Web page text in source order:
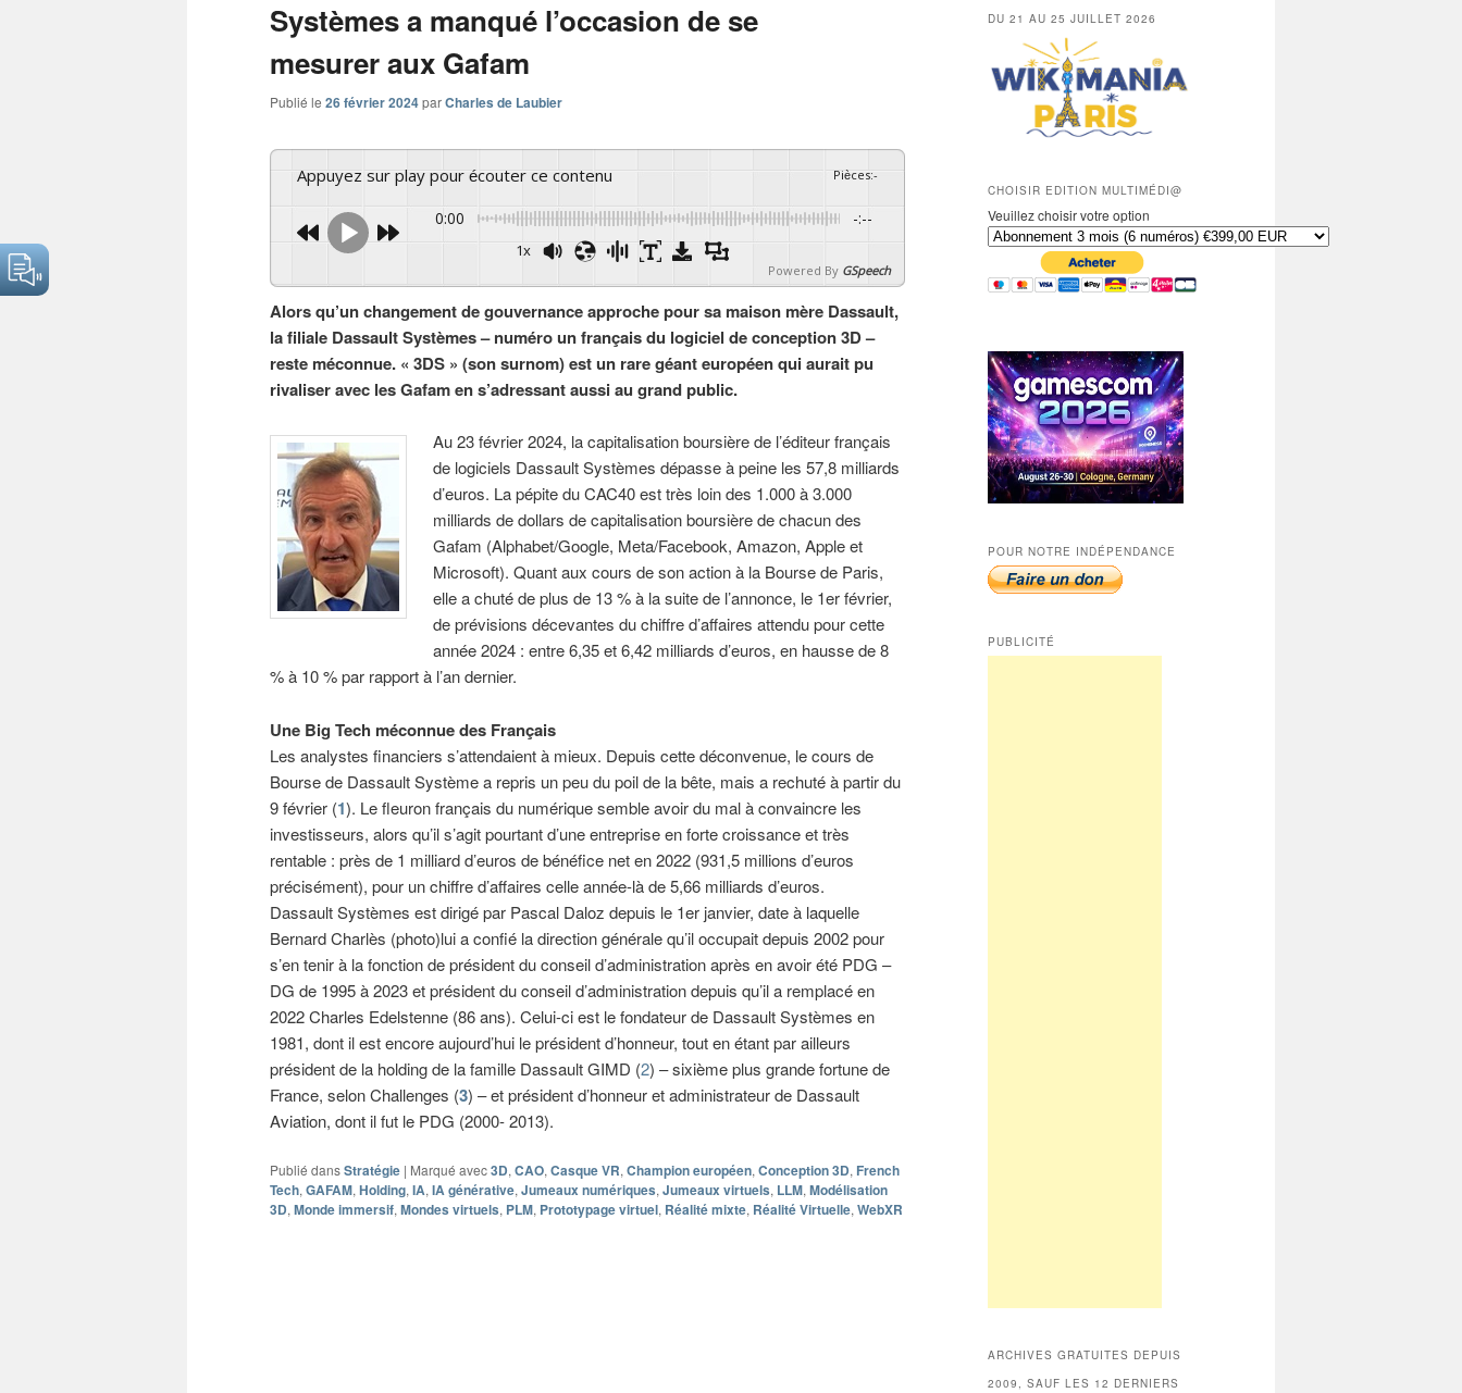
Systèmes a manqué l’occasion de se
mesurer aux Gafam
Publié le 26 février 2024parCharles de Laubier
Appuyez sur play pour écouter ce contenu Pièces:-
0:00 -:--
1x
Powered By GSpeech
Alors qu’un changement de gouvernance approche pour sa maison mère Dassault,
la filiale Dassault Systèmes – numéro un français du logiciel de conception 3D –
reste méconnue. « 3DS » (son surnom) est un rare géant européen qui aurait pu
rivaliser avec les Gafam en s’adressant aussi au grand public.
Au 23 février 2024, la capitalisation boursière de l’éditeur français
de logiciels Dassault Systèmes dépasse à peine les 57,8 milliards
d’euros. La pépite du CAC40 est très loin des 1.000 à 3.000
milliards de dollars de capitalisation boursière de chacun des
Gafam (Alphabet/Google, Meta/Facebook, Amazon, Apple et
Microsoft). Quant aux cours de son action à la Bourse de Paris,
elle a chuté de plus de 13 % à la suite de l’annonce, le 1er février,
de prévisions décevantes du chiffre d’affaires attendu pour cette
année 2024 : entre 6,35 et 6,42 milliards d’euros, en hausse de 8
% à 10 % par rapport à l’an dernier.
Une Big Tech méconnue des Français
Les analystes financiers s’attendaient à mieux. Depuis cette déconvenue, le cours de
Bourse de Dassault Système a repris un peu du poil de la bête, mais a rechuté à partir du
9 février (1). Le fleuron français du numérique semble avoir du mal à convaincre les
investisseurs, alors qu’il s’agit pourtant d’une entreprise en forte croissance et très
rentable : près de 1 milliard d’euros de bénéfice net en 2022 (931,5 millions d’euros
précisément), pour un chiffre d’affaires celle année-là de 5,66 milliards d’euros.
Dassault Systèmes est dirigé par Pascal Daloz depuis le 1er janvier, date à laquelle
Bernard Charlès (photo)lui a confié la direction générale qu’il occupait depuis 2002 pour
s’en tenir à la fonction de président du conseil d’administration après en avoir été PDG –
DG de 1995 à 2023 et président du conseil d’administration depuis qu’il a remplacé en
2022 Charles Edelstenne (86 ans). Celui-ci est le fondateur de Dassault Systèmes en
1981, dont il est encore aujourd’hui le président d’honneur, tout en étant par ailleurs
président de la holding de la famille Dassault GIMD (2) – sixième plus grande fortune de
France, selon Challenges (3) – et président d’honneur et administrateur de Dassault
Aviation, dont il fut le PDG (2000- 2013).
Publié dansStratégie | Marqué avec3D, CAO, Casque VR, Champion européen, Conception 3D, French
Tech, GAFAM, Holding, IA, IA générative, Jumeaux numériques, Jumeaux virtuels, LLM, Modélisation
3D, Monde immersif, Mondes virtuels, PLM, Prototypage virtuel, Réalité mixte, Réalité Virtuelle, WebXR
DU 21 AU 25 JUILLET 2026
CHOISIR EDITION MULTIMÉDI@
Veuillez choisir votre option
POUR NOTRE INDÉPENDANCE
PUBLICITÉ
ARCHIVES GRATUITES DEPUIS
2009, SAUF LES 12 DERNIERS